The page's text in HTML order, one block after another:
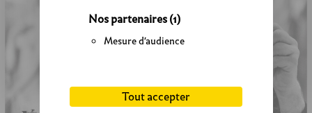
Nos partenaires(1)
Mesure d'audience
Tout accepter